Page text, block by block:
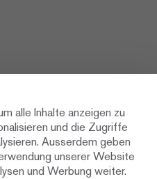
alle Inhalte anzeigen zu
und die Zugriffe
Ausserdem geben
unserer Website
und Werbung weiter.